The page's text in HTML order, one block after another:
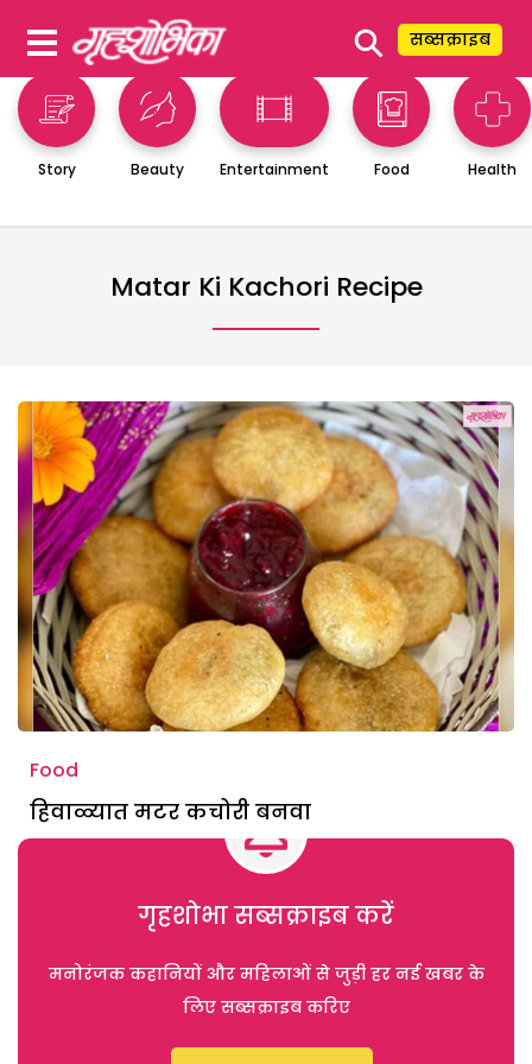
⚲ सब्सक्राइब
Story Beauty Entertainment Food Health
Matar Ki Kachori Recipe
Food
हिवाळ्यात मटर कचोरी बनवा
गृहशोभा सब्सक्राइब करें
मनोरंजक कहानियों और महिलाओं से जुड़ी हर नई खबर के
लिए सब्सक्राइब करिए